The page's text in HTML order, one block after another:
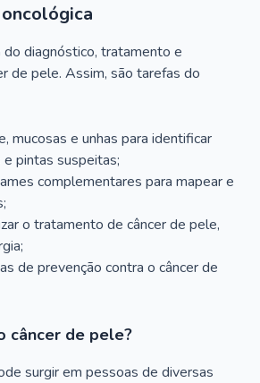
do diagnóstico, tratamento e
de pele. Assim, são tarefas do
mucosas e unhas para identificar
pintas suspeitas;
complementares para mapear e
o tratamento de câncer de pele,
de prevenção contra o câncer de
câncer de pele?
surgir em pessoas de diversas